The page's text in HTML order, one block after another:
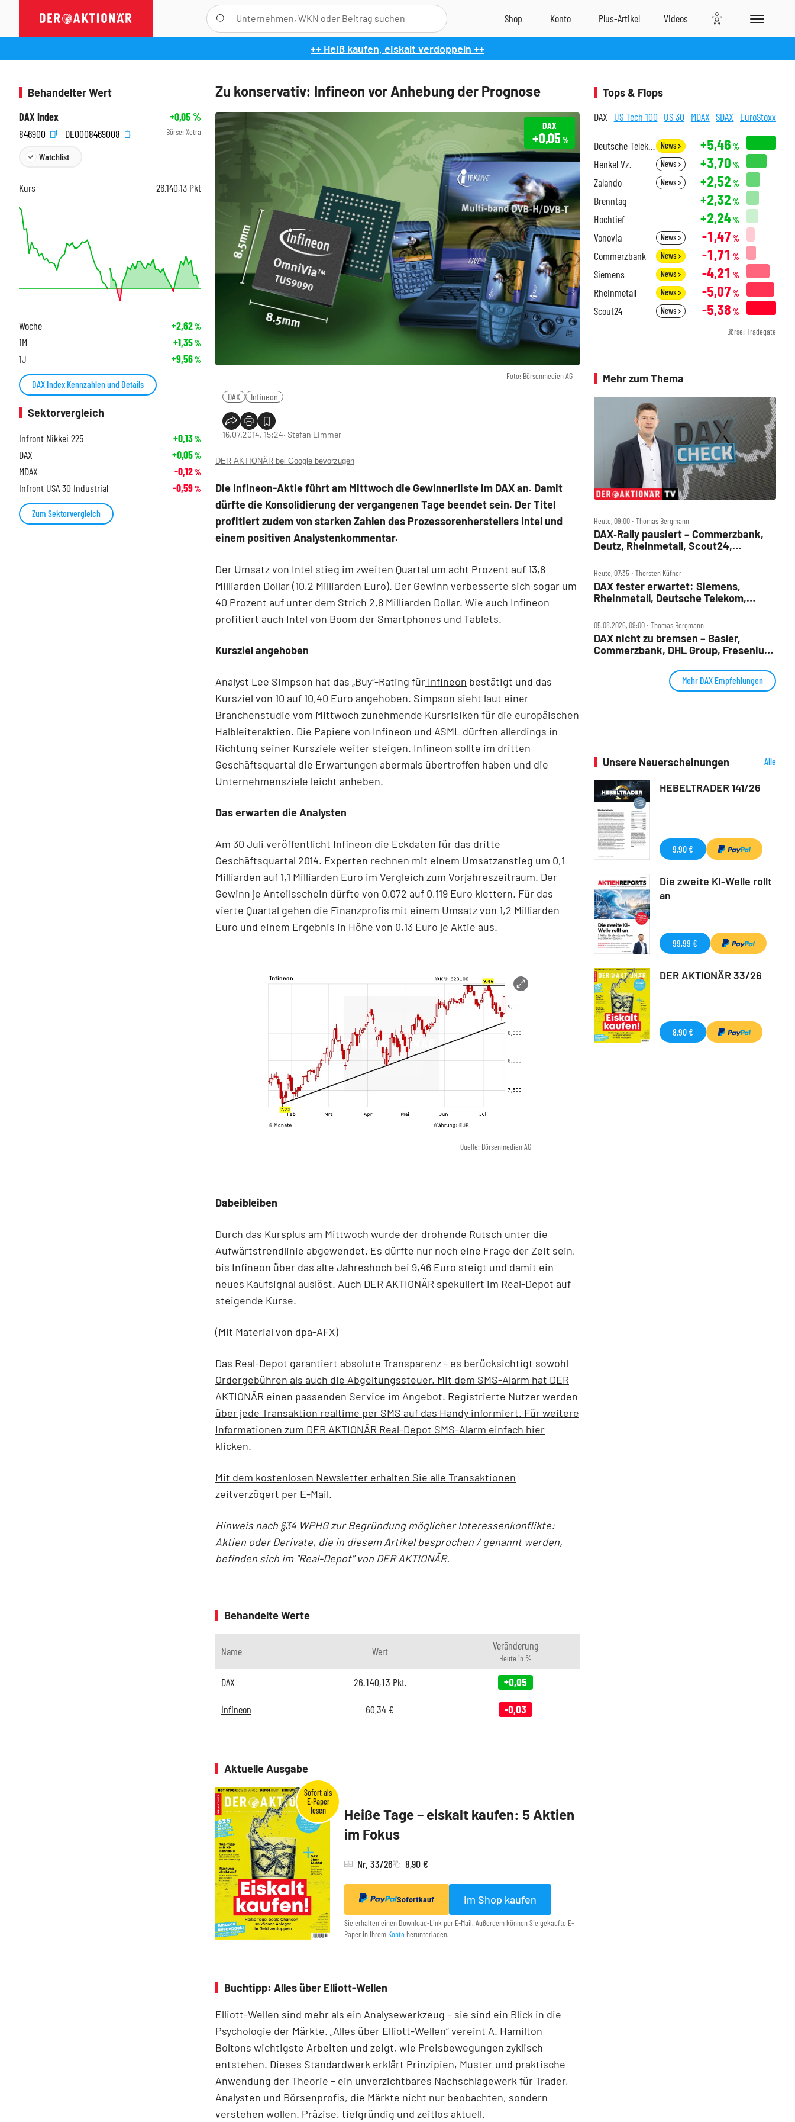
++ Heiß kaufen, eiskalt verdoppeln ++
Zu konservativ: Infineon vor Anhebung der Prognose
Foto: Börsenmedien AG
DAX
+0,05 %
DAX Infineon
16.07.2014, 15:24‧ Stefan Limmer
DER AKTIONÄR bei Google bevorzugen
Die Infineon-Aktie führt am Mittwoch die Gewinnerliste im DAX an. Damit
dürfte die Konsolidierung der vergangenen Tage beendet sein. Der Titel
profitiert zudem von starken Zahlen des Prozessorenherstellers Intel und
einem positiven Analystenkommentar.
Der Umsatz von Intel stieg im zweiten Quartal um acht Prozent auf 13,8
Milliarden Dollar (10,2 Milliarden Euro). Der Gewinn verbesserte sich sogar um
40 Prozent auf unter dem Strich 2,8 Milliarden Dollar. Wie auch Infineon
profitiert auch Intel von Boom der Smartphones und Tablets.
Kursziel angehoben
Analyst Lee Simpson hat das „Buy“-Rating für Infineon bestätigt und das
Kursziel von 10 auf 10,40 Euro angehoben. Simpson sieht laut einer
Branchenstudie vom Mittwoch zunehmende Kursrisiken für die europäischen
Halbleiteraktien. Die Papiere von Infineon und ASML dürften allerdings in
Richtung seiner Kursziele weiter steigen. Infineon sollte im dritten
Geschäftsquartal die Erwartungen abermals übertroffen haben und die
Unternehmensziele leicht anheben.
Das erwarten die Analysten
Am 30 Juli veröffentlicht Infineon die Eckdaten für das dritte
Geschäftsquartal 2014. Experten rechnen mit einem Umsatzanstieg um 0,1
Milliarden auf 1,1 Milliarden Euro im Vergleich zum Vorjahreszeitraum. Der
Gewinn je Anteilsschein dürfte von 0,072 auf 0,119 Euro klettern. Für das
vierte Quartal gehen die Finanzprofis mit einem Umsatz von 1,2 Milliarden
Euro und einem Ergebnis in Höhe von 0,13 Euro je Aktie aus.
Quelle: Börsenmedien AG
Dabeibleiben
Durch das Kursplus am Mittwoch wurde der drohende Rutsch unter die
Aufwärtstrendlinie abgewendet. Es dürfte nur noch eine Frage der Zeit sein,
bis Infineon über das alte Jahreshoch bei 9,46 Euro steigt und damit ein
neues Kaufsignal auslöst. Auch DER AKTIONÄR spekuliert im Real-Depot auf
steigende Kurse.
(Mit Material von dpa-AFX)
Das Real-Depot garantiert absolute Transparenz - es berücksichtigt sowohl
Ordergebühren als auch die Abgeltungssteuer. Mit dem SMS-Alarm hat DER
AKTIONÄR einen passenden Service im Angebot. Registrierte Nutzer werden
über jede Transaktion realtime per SMS auf das Handy informiert. Für weitere
Informationen zum DER AKTIONÄR Real-Depot SMS-Alarm einfach hier
klicken.
Mit dem kostenlosen Newsletter erhalten Sie alle Transaktionen
zeitverzögert per E-Mail.
Hinweis nach §34 WPHG zur Begründung möglicher Interessenkonflikte:
Aktien oder Derivate, die in diesem Artikel besprochen / genannt werden,
befinden sich im "Real-Depot" von DER AKTIONÄR.
Behandelte Werte
Name Wert Veränderung
Heute in %
DAX 26.140,13 Pkt. +0,05
Infineon 60,34 € -0,03
Aktuelle Ausgabe
Heiße Tage – eiskalt kaufen: 5 Aktien
im Fokus
Nr. 33/26 8,90 €
Sofortkauf Im Shop kaufen
Sie erhalten einen Download-Link per E-Mail. Außerdem können Sie gekaufte E-
Paper in Ihrem Konto herunterladen.
Buchtipp: Alles über Elliott-Wellen
Elliott-Wellen sind mehr als ein Analysewerkzeug – sie sind ein Blick in die
Psychologie der Märkte. „Alles über Elliott-Wellen“ vereint A. Hamilton
Boltons wichtigste Arbeiten und zeigt, wie Preisbewegungen zyklisch
entstehen. Dieses Standardwerk erklärt Prinzipien, Muster und praktische
Anwendung der Theorie – ein unverzichtbares Nachschlagewerk für Trader,
Analysten und Börsenprofis, die Märkte nicht nur beobachten, sondern
verstehen wollen. Präzise, tiefgründig und zeitlos aktuell.
Behandelter Wert
DAX Index
+0,05%
846900
DE0008469008 Börse: Xetra
Watchlist
Kurs 26.140,13 Pkt
Woche +2,62%
1M +1,35%
1J +9,56%
DAX Index Kennzahlen und Details
Sektorvergleich
Infront Nikkei 225
+0,13%
DAX +0,05%
MDAX -0,12%
Infront USA 30 Industrial -0,59%
Zum Sektorvergleich
Tops & Flops
DAX US Tech 100 US 30 MDAX SDAX EuroStoxx
Deutsche Telekom News +5,46 %
Henkel Vz. News +3,70 %
Zalando News +2,52 %
Brenntag +2,32 %
Hochtief +2,24%
Vonovia News -1,47 %
Commerzbank News -1,71 %
Siemens News -4,21 %
Rheinmetall News -5,07 %
Scout24 News -5,38 %
Börse: Tradegate
Mehr zum Thema
Heute, 09:00 ‧ Thomas Bergmann
DAX‑Rally pausiert – Commerzbank,
Deutz, Rheinmetall, Scout24,
Check
Heute, 07:35 ‧ Thorsten Küfner
DAX fester erwartet: Siemens,
Rheinmetall, Deutsche Telekom,
05.08.2026, 09:00 ‧ Thomas Bergmann
DAX nicht zu bremsen – Basler,
Commerzbank, DHL Group, Fresenius,
Mehr DAX Empfehlungen
Unsere Neuerscheinungen
Alle
HEBELTRADER 141/26
9,90 €
Die zweite KI-Welle rollt
an
99,99 €
DER AKTIONÄR 33/26
8,90 €